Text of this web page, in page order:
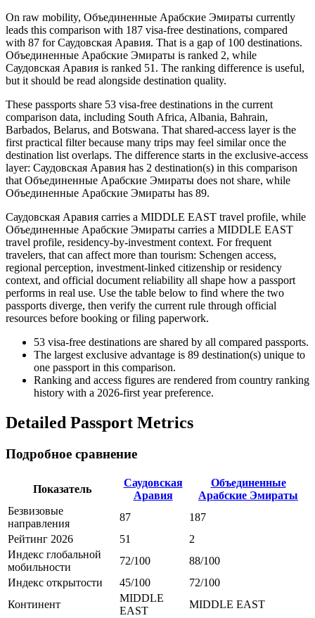
On raw mobility, Объединенные Арабские Эмираты currently
leads this comparison with 187 visa-free destinations, compared
with 87 for Саудовская Аравия. That is a gap of 100 destinations.
Объединенные Арабские Эмираты is ranked 2, while
Саудовская Аравия is ranked 51. The ranking difference is useful,
but it should be read alongside destination quality.
These passports share 53 visa-free destinations in the current
comparison data, including South Africa, Albania, Bahrain,
Barbados, Belarus, and Botswana. That shared-access layer is the
first practical filter because many trips may feel similar once the
destination list overlaps. The difference starts in the exclusive-access
layer: Саудовская Аравия has 2 destination(s) in this comparison
that Объединенные Арабские Эмираты does not share, while
Объединенные Арабские Эмираты has 89.
Саудовская Аравия carries a MIDDLE EAST travel profile, while
Объединенные Арабские Эмираты carries a MIDDLE EAST
travel profile, residency-by-investment context. For frequent
travelers, that can affect more than tourism: Schengen access,
regional perception, investment-linked citizenship or residency
context, and official document reliability all shape how a passport
performs in real use. Use the table below to find where the two
passports diverge, then verify the current rule through official
resources before booking or filing paperwork.
53 visa-free destinations are shared by all compared passports.
The largest exclusive advantage is 89 destination(s) unique to
one passport in this comparison.
Ranking and access figures are rendered from country ranking
history with a 2026-first year preference.
Detailed Passport Metrics
Подробное сравнение
Показатель
Саудовская
Аравия
Объединенные
Арабские Эмираты
Безвизовые
направления
87
187
Рейтинг 2026
51
2
Индекс глобальной
мобильности
72/100
88/100
Индекс открытости
45/100
72/100
Континент
MIDDLE
EAST
MIDDLE EAST